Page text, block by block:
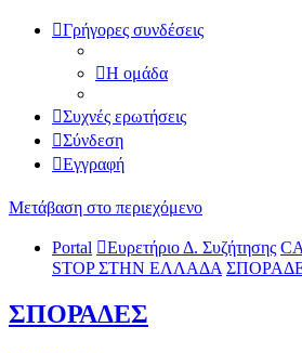
Γρήγορες συνδέσεις
Η ομάδα
Συχνές ερωτήσεις
Σύνδεση
Εγγραφή
Μετάβαση στο περιεχόμενο
Portal Ευρετήριο Δ. Συζήτησης
STOP ΣΤΗN ΕΛΛΑΔΑ
ΣΠΟΡΑΔΕΣ